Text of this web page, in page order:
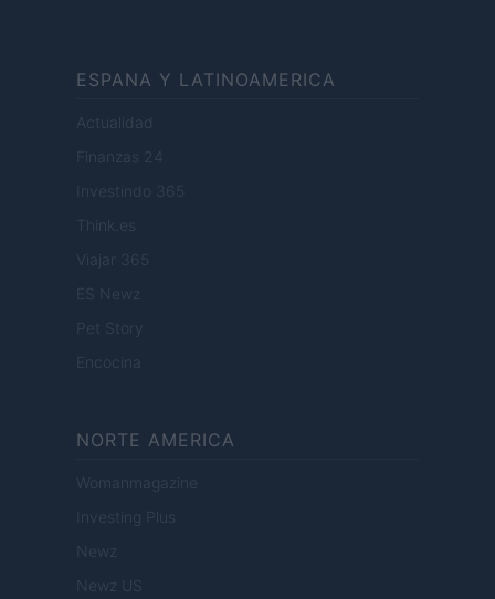
ESPANA Y LATINOAMERICA
Actualidad
Finanzas 24
Investindo 365
Think.es
Viajar 365
ES Newz
Pet Story
Encocina
NORTE AMERICA
Womanmagazine
Investing Plus
Newz
Newz US